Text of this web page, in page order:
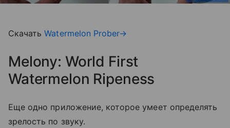
СкачатьWatermelon Prober→
Melony: World First
Watermelon Ripeness
Еще одно приложение, которое умеет определять
зрелость по звуку.